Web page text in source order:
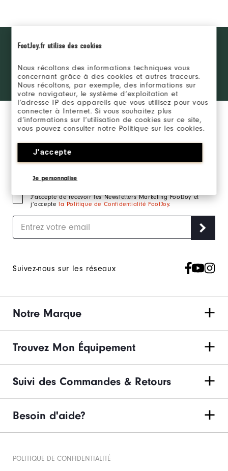
FootJoy.fr utilise des cookies
Nous récoltons des informations techniques vous
concernant grâce à des cookies et autres traceurs.
Nous récoltons, par exemple, des informations sur
votre navigateur, le système d’exploitation et
l’adresse IP des appareils que vous utilisez pour vous
connecter à Internet. Si vous souhaitez plus
d’informations sur l’utilisation de cookies sur ce site,
vous pouvez consulter notre Politique sur les cookies.
J'accepte
Je personnalise
the ropes
exclusive
products?
Learn More
SE CONNECTER
Inscrivez-vous à notre newsletter marketing et
recevez en exclusivité les actualités FootJoy.
J‘accepte de recevoir les Newsletters Marketing FootJoy et
j’accepte la Politique de Confidentialité FootJoy.
Suivez-nous sur les réseaux
Notre Marque
Trouvez Mon Équipement
Suivi des Commandes & Retours
Besoin d'aide?
POLITIQUE DE CONFIDENTIALITÉ